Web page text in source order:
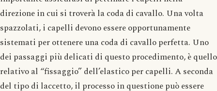
direzione in cui si troverà la coda di cavallo. Una volta
spazzolati, i capelli devono essere opportunamente
sistemati per ottenere una coda di cavallo perfetta. Uno
dei passaggi più delicati di questo procedimento, è quello
relativo al “fissaggio” dell’elastico per capelli. A seconda
del tipo di laccetto, il processo in questione può essere